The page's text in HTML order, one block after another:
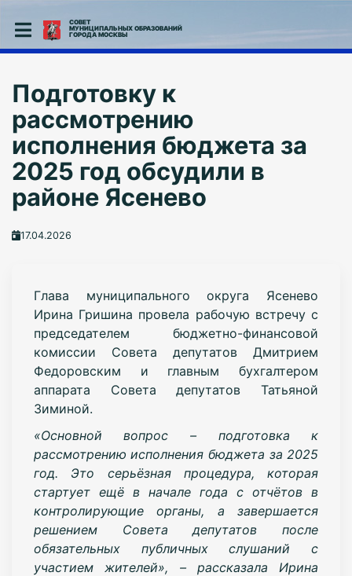
СОВЕТ
МУНИЦИПАЛЬНЫХ ОБРАЗОВАНИЙ
ГОРОДА МОСКВЫ
Подготовку к
рассмотрению
исполнения бюджета за
2025 год обсудили в
районе Ясенево
17.04.2026
Глава муниципального округа Ясенево
Ирина Гришина провела рабочую встречу с
председателем бюджетно-финансовой
комиссии Совета депутатов Дмитрием
Федоровским и главным бухгалтером
аппарата Совета депутатов Татьяной
Зиминой.
«Основной вопрос – подготовка к
рассмотрению исполнения бюджета за 2025
год. Это серьёзная процедура, которая
стартует ещё в начале года с отчётов в
контролирующие органы, а завершается
решением Совета депутатов после
обязательных публичных слушаний с
участием жителей», – рассказала Ирина